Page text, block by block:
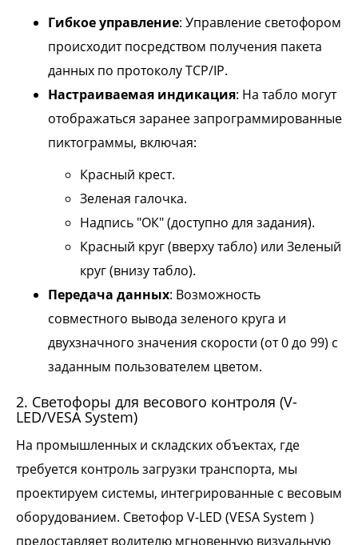
Гибкое управление: Управление светофором
происходит посредством получения пакета
данных по протоколу TCP/IP.
Настраиваемая индикация: На табло могут
отображаться заранее запрограммированные
пиктограммы, включая:
Красный крест.
Зеленая галочка.
Надпись "ОК" (доступно для задания).
Красный круг (вверху табло) или Зеленый
круг (внизу табло).
Передача данных: Возможность
совместного вывода зеленого круга и
двухзначного значения скорости (от 0 до 99) с
заданным пользователем цветом.
2. Светофоры для весового контроля (V-
LED/VESA System)
На промышленных и складских объектах, где
требуется контроль загрузки транспорта, мы
проектируем системы, интегрированные с весовым
оборудованием. Светофор V-LED (VESA System )
предоставляет водителю мгновенную визуальную